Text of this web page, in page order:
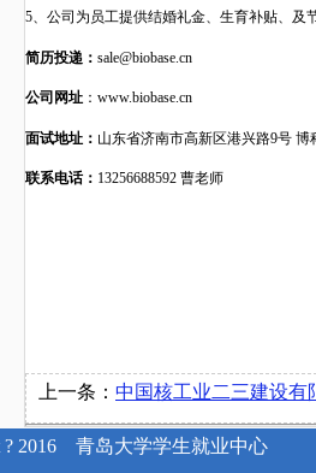
5、公司 为 员工提供结婚礼金、生育补贴、 及
简历投递： sale@biobase.cn
公司网址 ： www.biobase.cn
面试地址： 山东省济南市高新区港兴路9号 博
联系电话： 13256688592 曹老师
上一条： 中国核工业二三建设有限公司2023届
? 2016 青岛大学学生就业中心